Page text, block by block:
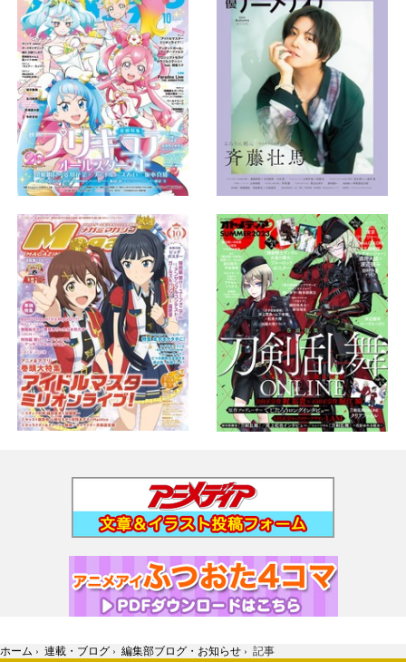
ホーム › 連載・ブログ › 編集部ブログ・お知らせ › 記事